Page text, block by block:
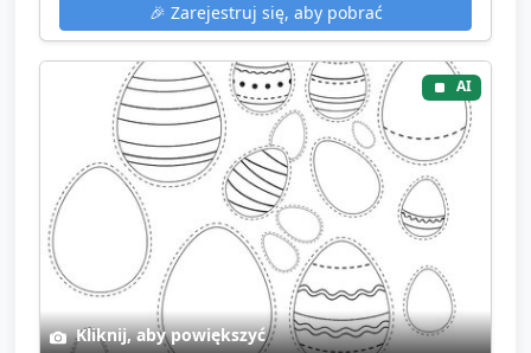
🎉 Zarejestruj się, aby pobrać
AI
Kliknij, aby powiększyć